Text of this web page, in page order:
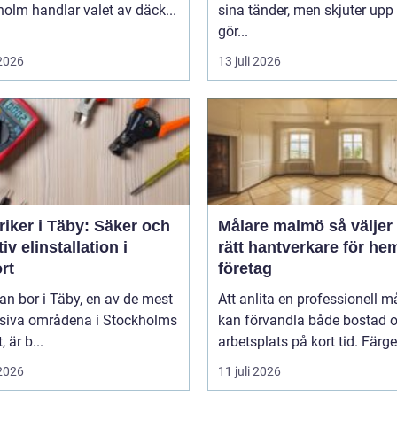
handlar valet av däck...
sina tänder, men skjuter
gör...
13 juli 2026
i Täby: Säker och
elinstallation i
bor i Täby, en av de mest
områdena i Stockholms
är b...
Målare malmö så väljer du
rätt hantverkare för
företag
Att anlita en professionell
kan förvandla både bostad
arbetsplats på kort tid.
11 juli 2026